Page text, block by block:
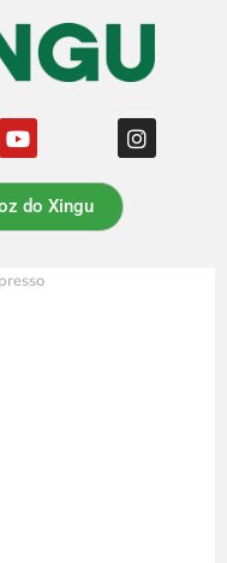
do Xingu